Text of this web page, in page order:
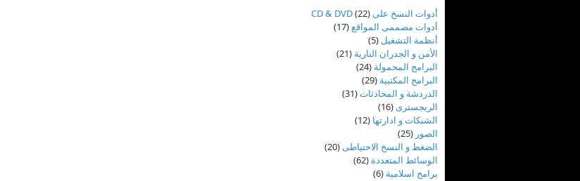
أدوات النسخ على CD & DVD(22)
أدوات مصممى المواقع(17)
أنظمة التشغيل (5)
الأمن و الجدران النارية (21)
البرامج المحمولة (24)
البرامج المكتبية (29)
الدردشة و المحادثات(31)
الريجسترى(16)
الشبكات و ادارتها (12)
الصور (25)
الضغط و النسخ الاحتياطى(20)
الوسائط المتعددة (62)
برامج اسلامية (6)